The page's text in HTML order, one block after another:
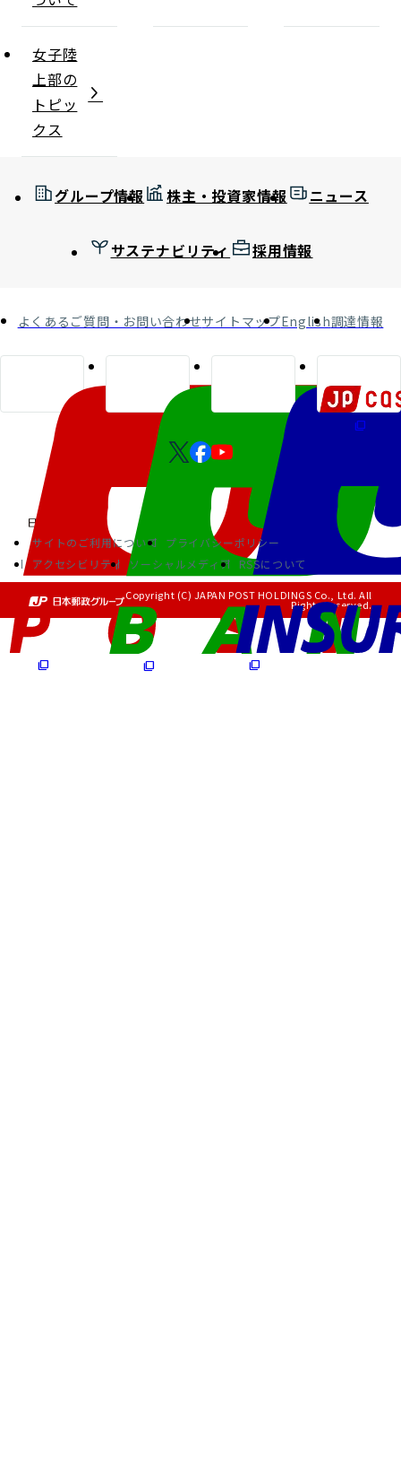
女子陸
上部の
トピッ
クス
グループ情報 株主・投資家情報 ニュース
サステナビリティ 採用情報
よくあるご質問・お問い合わせサイトマップEnglish調達情報
サイトのご利用について
プライバシーポリシー
アクセシビリティ
ソーシャルメディア RSSについて
Copyright (C) JAPAN POST HOLDINGS Co., Ltd. All
Rights Reserved.